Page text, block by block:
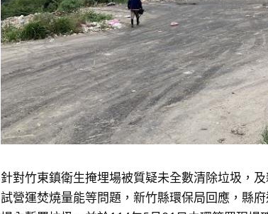
針對竹東鎮衛生掩埋場被質疑未全數清除垃圾，
試營運焚燒量能等問題，新竹縣環保局回應，縣